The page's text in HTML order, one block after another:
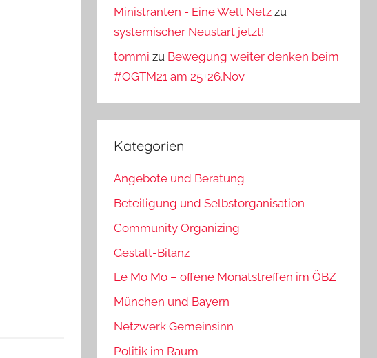
Ministranten - Eine Welt Netz zu
systemischer Neustart jetzt!
tommi zu Bewegung weiter denken beim
#OGTM21 am 25+26.Nov
Kategorien
Angebote und Beratung
Beteiligung und Selbstorganisation
Community Organizing
Gestalt-Bilanz
Le Mo Mo – offene Monatstreffen im ÖBZ
München und Bayern
Netzwerk Gemeinsinn
Politik im Raum